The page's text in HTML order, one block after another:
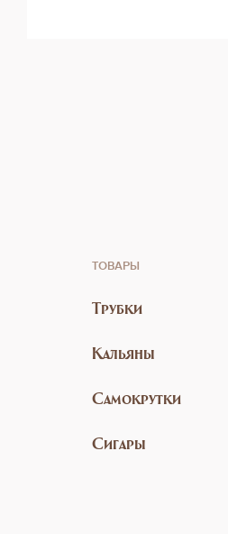
ТОВАРЫ
Трубки
Кальяны
Самокрутки
Сигары